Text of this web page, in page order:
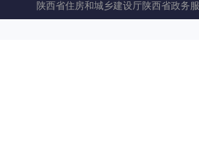
陕西省住房和城乡建设厅陕西省政务